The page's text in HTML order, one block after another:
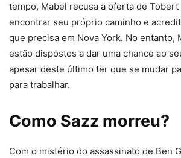
tempo, Mabel recusa a oferta de
encontrar seu próprio caminho e
que precisa em Nova York. No entanto,
estão dispostos a dar uma chance ao
apesar deste último ter que se mudar
para trabalhar.
Como Sazz morreu?
Com o mistério do assassinato de Ben